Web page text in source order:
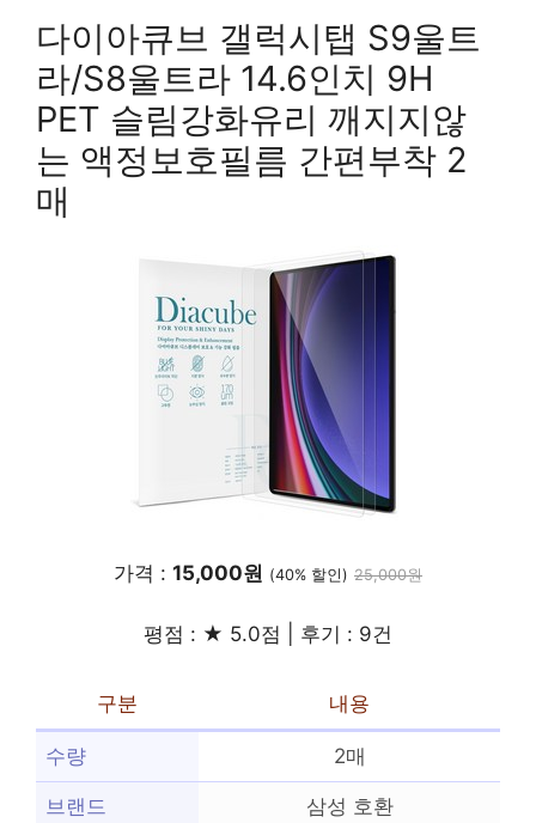
다이아큐브 갤럭시탭 S9울트
라/S8울트라 14.6인치 9H
PET 슬림강화유리 깨지지않
는 액정보호필름 간편부착 2
매
가격 : 15,000원 (40% 할인) 25,000원
평점 : ★ 5.0점 | 후기 : 9건
구분 내용
수량 2매
브랜드 삼성 호환